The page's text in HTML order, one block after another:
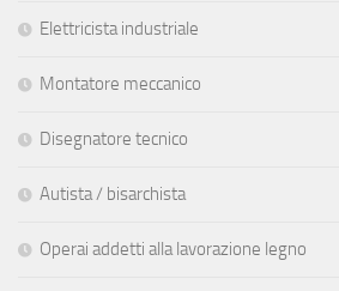
Elettricista industriale
Montatore meccanico
Disegnatore tecnico
Autista / bisarchista
Operai addetti alla lavorazione legno